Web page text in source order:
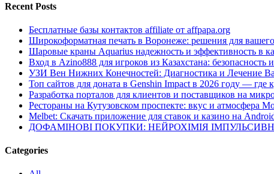
Recent Posts
Бесплатные базы контактов affiliate от affpapa.org
Широкоформатная печать в Воронеже: решения для вашего
Шаровые краны Aquarius надежность и эффективность в
Вход в Azino888 для игроков из Казахстана: безопасность
УЗИ Вен Нижних Конечностей: Диагностика и Лечение
Топ сайтов для доната в Genshin Impact в 2026 году —
Разработка порталов для клиентов и поставщиков на
Рестораны на Кутузовском проспекте: вкус и атмосфера
Melbet: Скачать приложение для ставок и казино на
ДОФАМІНОВІ ПОКУПКИ: НЕЙРОХІМІЯ
Categories